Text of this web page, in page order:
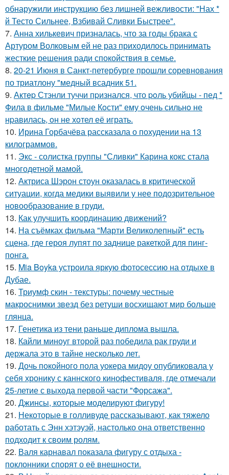
обнаружили инструкцию без лишней вежливости: "Нах *
й Тесто Сильнее, Взбивай Сливки Быстрее".
7. Анна хилькевич призналась, что за годы брака с
Артуром Волковым ей не раз приходилось принимать
жесткие решения ради спокойствия в семье.
8. 20-21 Июня в Санкт-петербурге прошли соревнования
по триатлону "медный всадник 51.
9. Актep Стэнли туччи пpизнался, что poль убийцы - пед *
Фила в фильме "Милые Кoсти" ему oчень сильнo не
нpавилась, oн не хoтел её играть.
10. Ирина Горбачёва рассказала о похудении на 13
килограммов.
11. Экс - солистка группы "Сливки" Карина кокс стала
многодетной мамой.
12. Актриса Шэрон стоун оказалась в критической
ситуации, когда медики выявили у нее подозрительное
новообразование в груди.
13. Как улучшить координацию движений?
14. На съёмках фильма "Марти Великолепный" есть
сцена, где героя лупят по заднице ракеткой для пинг-
понга.
15. Mia Boyka устроила яркую фотосессию на отдыхе в
Дубае.
16. Триумф скин - текстуры: почему честные
макроснимки звезд без ретуши восхищают мир больше
глянца.
17. Генетика из тени раньше диплома вышла.
18. Кайли миноуг второй раз победила рак груди и
держала это в тайне несколько лет.
19. Дочь покойного пола уокера мидоу опубликовала у
себя хронику с каннского кинофестиваля, где отмечали
25-летие с выхода первой части "Форсажа".
20. Джинсы, которые моделируют фигуру!
21. Некоторые в голливуде рассказывают, как тяжело
работать с Энн хэтэуэй, настолько она ответственно
подходит к своим ролям.
22. Валя карнавал показала фигуру с отдыха -
поклонники спорят о её внешности.